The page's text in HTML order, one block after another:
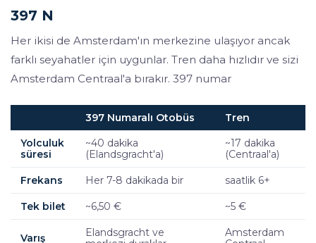
397 N
Her ikisi de Amsterdam'ın merkezine ulaşıyor ancak
farklı seyahatler için uygunlar. Tren daha hızlıdır ve sizi
Amsterdam Centraal'a bırakır. 397 numar
397 Numaralı Otobüs
Tren
Yolculuk
süresi
~40 dakika
(Elandsgracht'a)
~17 dakika
(Centraal'a)
Frekans Her 7-8 dakikada bir saatlik 6+
Tek bilet ~6,50 € ~5 €
Varış
Elandsgracht ve
Amsterdam